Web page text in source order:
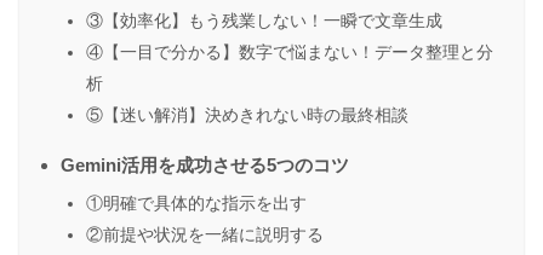
ティポリシー
独立行政法人 情報処
理推進機構（IPA）
AI利活用における情
③【効率化】もう残業しない！一瞬で文章生成
④【一目で分かる】数字で悩まない！データ整理と分
析
⑤【迷い解消】決めきれない時の最終相談
Gemini活用を成功させる5つのコツ
①明確で具体的な指示を出す
②前提や状況を一緒に説明する